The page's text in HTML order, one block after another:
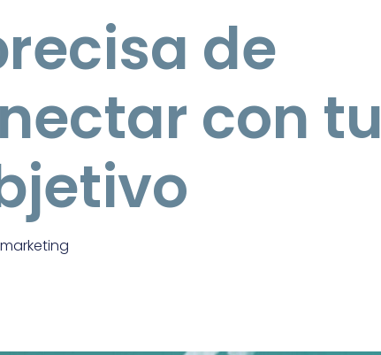
de
con tu